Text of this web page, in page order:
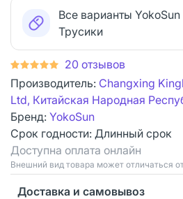
Все варианты
Трусики
20 отзывов
Производитель: Changxing
Ltd, Китайская Народная
Бренд: YokoSun
Срок годности: Длинный срок
Доступна оплата онлайн
Bнешний вид товара может отличаться
Доставка и самовывоз